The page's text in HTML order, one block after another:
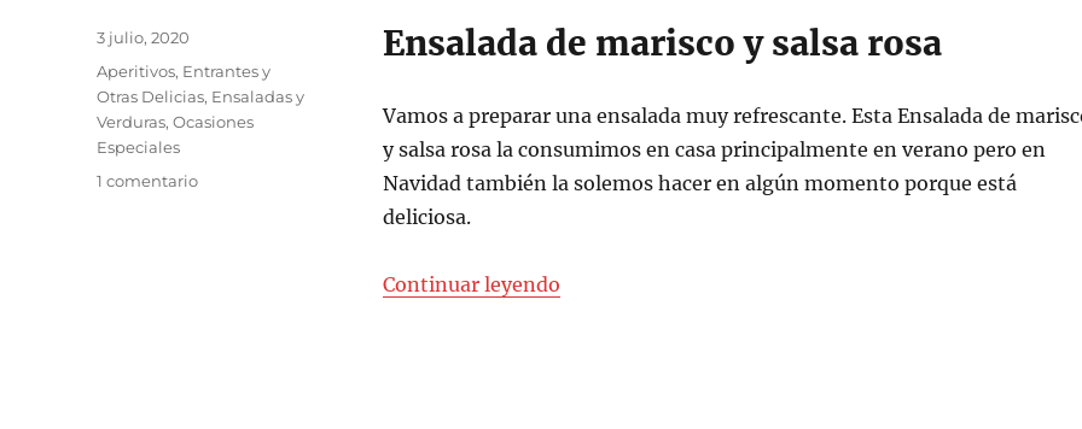
Ensalada de marisco y salsa rosa
Vamos a preparar una ensalada muy refrescante. Esta Ensalada de
y salsa rosa la consumimos en casa principalmente en verano pero en
Navidad también la solemos hacer en algún momento porque está
deliciosa.
Continuar leyendo«Ensalada de marisco y salsa rosa»
Publicado
el
3 julio, 2020
Categorías
Aperitivos, Entrantes y
Otras Delicias, Ensaladas y
Verduras,Ocasiones
Especiales
1 comentarioen